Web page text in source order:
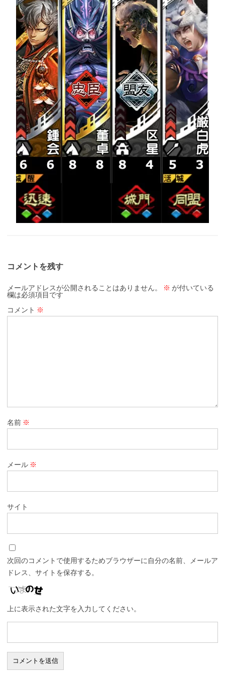
コメントを残す
メールアドレスが公開されることはありません。 ※ が付いている
欄は必須項目です
コメント ※
名前 ※
メール ※
サイト
次回のコメントで使用するためブラウザーに自分の名前、メールア
ドレス、サイトを保存する。
上に表示された文字を入力してください。